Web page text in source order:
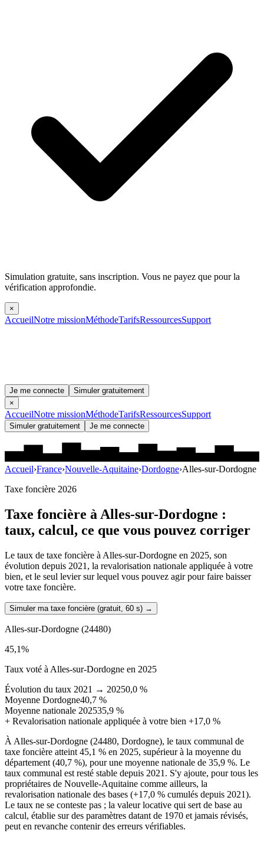
Simulation gratuite, sans inscription. Vous ne payez que pour la
vérification approfondie.
×
AccueilNotre missionMéthodeTarifsRessourcesSupport
Je me connecte
Simuler gratuitement
×
AccueilNotre missionMéthodeTarifsRessourcesSupport
Simuler gratuitement Je me connecte
Accueil›France›Nouvelle-Aquitaine›Dordogne›Alles-sur-Dordogne
Taxe foncière 2026
Taxe foncière àAlles-sur-Dordogne :
taux, calcul, ce que vous pouvez corriger
Le taux de taxe foncière à Alles-sur-Dordogne en 2025, son
évolution depuis 2021, la revalorisation nationale appliquée à votre
bien, et le seul levier sur lequel vous pouvez agir pour faire baisser
votre taxe foncière.
Simuler ma taxe foncière (gratuit, 60 s) →
Alles-sur-Dordogne (24480)
45,1%
Taux voté à Alles-sur-Dordogne en 2025
Évolution du taux 2021 → 20250,0 %
Moyenne Dordogne40,7 %
Moyenne nationale 202535,9 %
+ Revalorisation nationale appliquée à votre bien +17,0 %
À Alles-sur-Dordogne (24480, Dordogne), le taux communal de
taxe foncière atteint 45,1 % en 2025, supérieur à la moyenne du
département (40,7 %), pour une moyenne nationale de 35,9 %. Le
taux communal est resté stable depuis 2021. S'y ajoute, pour tous les
propriétaires de Nouvelle-Aquitaine comme ailleurs, la
revalorisation nationale des bases (+17,0 % cumulés depuis 2021).
Le taux ne se conteste pas ; la valeur locative qui sert de base au
calcul, établie sur des paramètres datant de 1970 et jamais révisés,
peut en revanche contenir des erreurs vérifiables.